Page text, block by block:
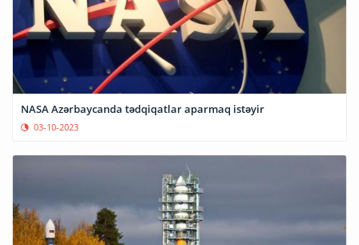
NASA Azərbaycanda tədqiqatlar aparmaq istəyir
03-10-2023